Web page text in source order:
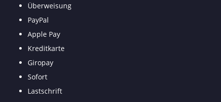
Überweisung
PayPal
Apple Pay
Kreditkarte
Giropay
Sofort
Lastschrift